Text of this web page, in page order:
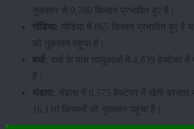
नुकसान से 9,780 किसान प्रभावित हुए हैं।
गोंडिया: गोंडिया में 865 किसान प्रभावित हुए हैं
को नुकसान पहुंचा है।
वर्धा:
वर्धा के पांच तालुकाओं में 4,839 हेक्टेयर
है।
भंडारा:
भंडारा में 8,575 हेक्टेयर में खेती बरसात
16,110 किसानों को नुकसान पहुंचा है।